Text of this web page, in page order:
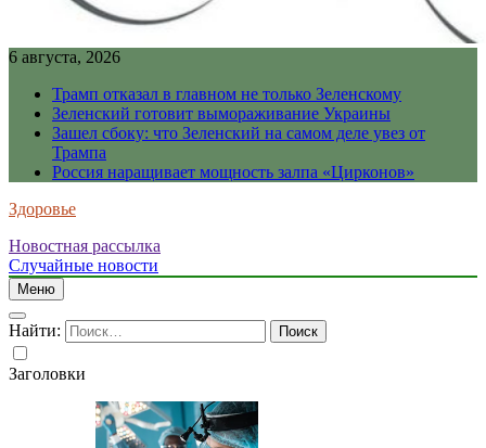
6 августа, 2026
Трамп отказал в главном не только Зеленскому
Зеленский готовит вымораживание Украины
Зашел сбоку: что Зеленский на самом деле увез от
Трампа
Россия наращивает мощность залпа «Цирконов»
Здоровье
Новостная рассылка
Случайные новости
Меню
Найти:
Заголовки